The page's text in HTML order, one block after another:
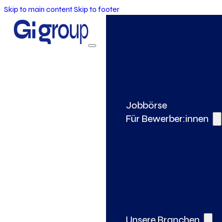
Skip to main contentSkip to footer
Jobbörse
Für Bewerber:innen